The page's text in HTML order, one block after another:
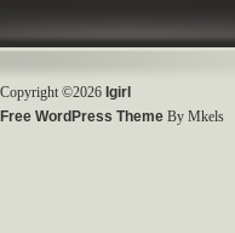
Copyright ©2026 Igirl
Free WordPress Theme By Mkels